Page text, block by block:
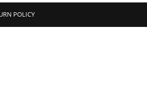
POLICY